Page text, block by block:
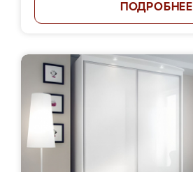
ПОДРОБНЕЕ